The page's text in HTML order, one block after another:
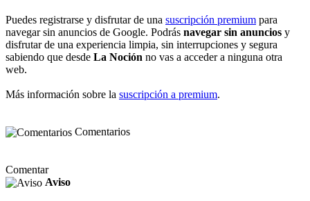
Puedes registrarse y disfrutar de una suscripción premium para
navegar sin anuncios de Google. Podrás navegar sin anuncios y
disfrutar de una experiencia limpia, sin interrupciones y segura
sabiendo que desde La Noción no vas a acceder a ninguna otra
web.
Más información sobre la suscripción a premium.
Comentarios
Comentar
Aviso